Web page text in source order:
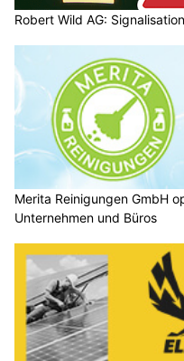
Robert Wild AG:
Merita Reinigungen GmbH
Unternehmen und Büros